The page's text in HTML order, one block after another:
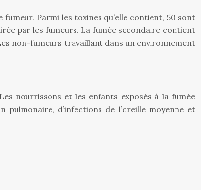
fumeur. Parmi les toxines qu’elle contient, 50 sont
par les fumeurs. La fumée secondaire contient
non-fumeurs travaillant dans un environnement
nourrissons et les enfants exposés à la fumée
d’infections de l’oreille moyenne et